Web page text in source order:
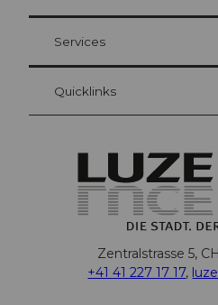
Gästekarte Luzern
Ihre Vorteile als Übernachtungsgast
Services
Quicklinks
Zentralstrasse 5,
+41 41 227 17 17,